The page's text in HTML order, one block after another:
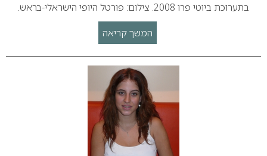
בתערוכת ביוטי פרו 2008. צילום: פורטל היופי הישראלי-בראש.
המשך קריאה